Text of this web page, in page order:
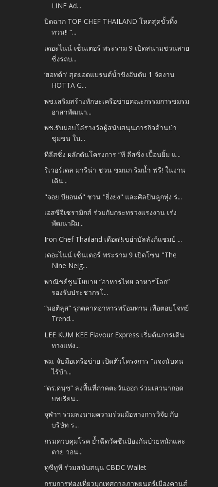
LINE Ad...
ปิดฉาก TOP CHEF THAILAND โหดสุดขั้วทิ้ง
ทวน!! “...
เดอะไนน์ เซ็นเตอร์ พระราม 9 เปิดสนามชวนสาย
ซิ่งรถบ...
‘ฮอทต้า’ สุดยอดแบรนด์น้ำขิงอันดับ 1 จัดงาน
HOTTA G...
พช.เสริมสร้างทักษะเครือข่ายคณะกรรมการชมรม
อาสาพัฒนา...
พช.รับมอบโล่รางวัลผู้สนับสนุนภารกิจด้านป่า
ชุมชน ใน...
ทีลีสซิ่ง ผลักดันโครงการ “ที ลีสซิ่ง เปื้อนยิ้ม แ...
ริเวอร์เดล มารีน่า ชวน ชมนก ริมน้ำ ฟรี! ในงาน
เดิน...
"จอย​ บียอนด์" ชวน​ ​"ยิ่งยง" และศิลปินลูกทุ่ง​ ร่...
เอสซีจีเซรามิกส์ ร่วมกับกระทรวงแรงงาน เร่ง
พัฒนาฝีม...
Iron Chef Thailand เดือด!!เขย่าบัลลังก์แชมป์ ...
เดอะไนน์ เซ็นเตอร์ พระราม 9 เปิดโซน "The
Nine Neig...
พาณิชย์ชูนโยบาย “อาหารไทย อาหารโลก”
รองรับประชากรโ...
“นอติลุส” รุกตลาดอาหารพร้อมทาน เพื่อตอบโจทย์
Trend...
LEE KUM KEE Flavour Express เริ่มต้นการเดิน
ทางแห่ง...
พม. จับมือเครือข่าย เปิดตัวโครงการ “แจงนับคน
ไร้บ้า...
“ดร.ดนุช” ลงพื้นที่ภาคตะวันออก ร่วมเสวนาถอด
บทเรียน...
จุฬาฯ ร่วมลงนามความร่วมมือทางการวิจัย กับ
บริษัท ร...
กรมควบคุมโรค ย้ำฉีดวัคซีนป้องกันป่วยหนักและ
ตาย วอน...
ทูซีทูพี ร่วมสนับสนุน CBDC Wallet
กรมการท่องเที่ยวบุกเทศกาลภาพยนตร์เมืองคานส์